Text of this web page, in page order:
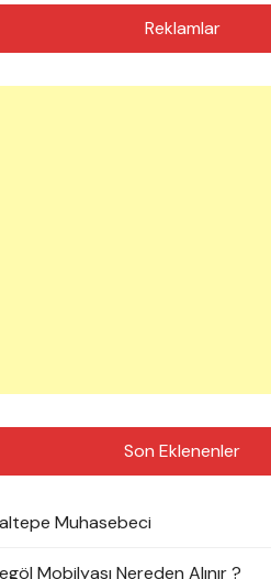
Reklamlar
Son Eklenenler
Muhasebeci
Mobilyası Nereden Alınır ?